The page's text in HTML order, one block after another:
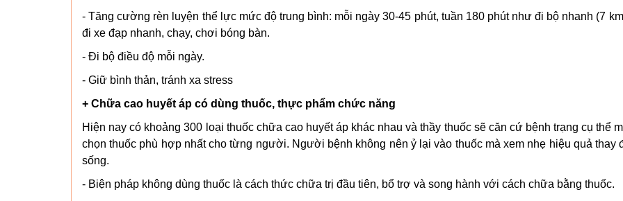
- Tăng cường rèn luyện thể lực mức độ trung bình: mỗi ngày 30-45 phút, tuần 180 phút như đi bộ nhanh (7
đi xe đạp nhanh, chạy, chơi bóng bàn.
- Đi bộ điều độ mỗi ngày.
- Giữ bình thản, tránh xa stress
+ Chữa cao huyết áp có dùng thuốc, thực phẩm chức năng
Hiện nay có khoảng 300 loại thuốc chữa cao huyết áp khác nhau và thầy thuốc sẽ căn cứ bệnh trạng cụ thể
chọn thuốc phù hợp nhất cho từng người. Người bệnh không nên ỷ lại vào thuốc mà xem nhẹ hiệu quả thay
sống.
- Biện pháp không dùng thuốc là cách thức chữa trị đầu tiên, bổ trợ và song hành với cách chữa bằng thuốc.